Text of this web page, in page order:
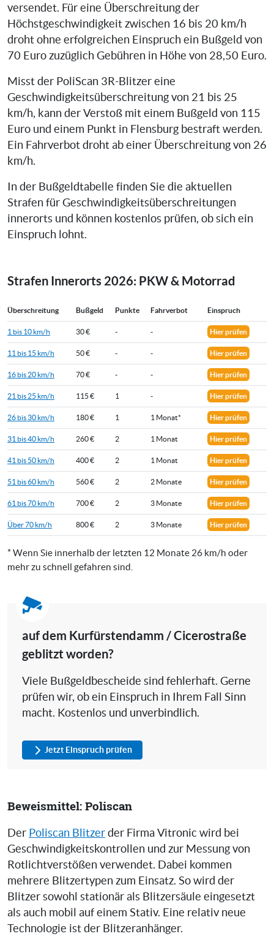
versendet. Für eine Überschreitung der
Höchstgeschwindigkeit zwischen 16 bis 20 km/h
droht ohne erfolgreichen Einspruch ein Bußgeld von
70 Euro zuzüglich Gebühren in Höhe von 28,50 Euro.
Misst der PoliScan 3R-Blitzer eine
Geschwindigkeitsüberschreitung von 21 bis 25
km/h, kann der Verstoß mit einem Bußgeld von 115
Euro und einem Punkt in Flensburg bestraft werden.
Ein Fahrverbot droht ab einer Überschreitung von 26
km/h.
In der Bußgeldtabelle finden Sie die aktuellen
Strafen für Geschwindigkeitsüberschreitungen
innerorts und können kostenlos prüfen, ob sich ein
Einspruch lohnt.
Strafen Innerorts 2026: PKW & Motorrad
Überschreitung Bußgeld Punkte Fahrverbot Einspruch
1 bis 10 km/h 30 € - - Hier prüfen
11 bis 15 km/h 50 € - - Hier prüfen
16 bis 20 km/h 70 € - - Hier prüfen
21 bis 25 km/h 115 € 1 - Hier prüfen
26 bis 30 km/h 180 € 1 1 Monat* Hier prüfen
31 bis 40 km/h 260 € 2 1 Monat Hier prüfen
41 bis 50 km/h 400 € 2 1 Monat Hier prüfen
51 bis 60 km/h 560 € 2 2 Monate Hier prüfen
61 bis 70 km/h 700 € 2 3 Monate Hier prüfen
Über 70 km/h 800 € 2 3 Monate Hier prüfen
* Wenn Sie innerhalb der letzten 12 Monate 26 km/h oder
mehr zu schnell gefahren sind.
auf dem Kurfürstendamm / Cicerostraße
geblitzt worden?
Viele Bußgeldbescheide sind fehlerhaft. Gerne
prüfen wir, ob ein Einspruch in Ihrem Fall Sinn
macht. Kostenlos und unverbindlich.
Jetzt Einspruch prüfen
Beweismittel: Poliscan
Der Poliscan Blitzer der Firma Vitronic wird bei
Geschwindigkeitskontrollen und zur Messung von
Rotlichtverstößen verwendet. Dabei kommen
mehrere Blitzertypen zum Einsatz. So wird der
Blitzer sowohl stationär als Blitzersäule eingesetzt
als auch mobil auf einem Stativ. Eine relativ neue
Technologie ist der Blitzeranhänger.